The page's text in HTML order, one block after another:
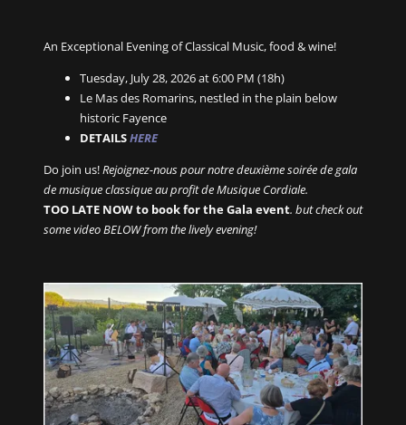
An Exceptional Evening of Classical Music, food & wine!
Tuesday, July 28, 2026 at 6:00 PM (18h)
Le Mas des Romarins, nestled in the plain below
historic Fayence
DETAILSHERE
Do join us!Rejoignez-nous pour notre deuxième soirée de gala
de musique classique au profit de Musique Cordiale.
TOO LATE NOW to book for the Gala event. but check out
some video BELOW from the lively evening!